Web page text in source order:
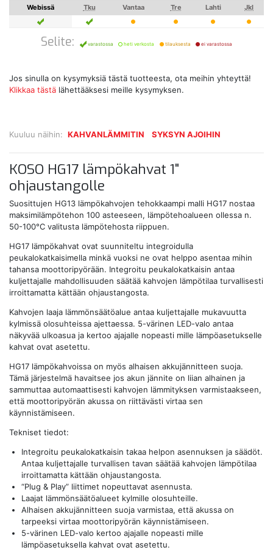
Kuuluu näihin: KAHVANLÄMMITIN SYKSYN AJOIHIN
Webissä Tku Vantaa Tre Lahti Jkl
Selite: varastossa heti verkosta tilauksesta ei varastossa
Jos sinulla on kysymyksiä tästä tuotteesta, ota meihin yhteyttä!
Klikkaa tästä lähettääksesi meille kysymyksen.
KOSO HG17 lämpökahvat 1"
ohjaustangolle
Suosittujen HG13 lämpökahvojen tehokkaampi malli HG17 nostaa
maksimilämpötehon 100 asteeseen, lämpötehoalueen ollessa n.
50-100°C valitusta lämpötehosta riippuen.
HG17 lämpökahvat ovat suunniteltu integroidulla
peukalokatkaisimella minkä vuoksi ne ovat helppo asentaa mihin
tahansa moottoripyörään. Integroitu peukalokatkaisin antaa
kuljettajalle mahdollisuuden säätää kahvojen lämpötilaa turvallisesti
irroittamatta kättään ohjaustangosta.
Kahvojen laaja lämmönsäätöalue antaa kuljettajalle mukavuutta
kylmissä olosuhteissa ajettaessa. 5-värinen LED-valo antaa
näkyvää ulkoasua ja kertoo ajajalle nopeasti mille lämpöasetukselle
kahvat ovat asetettu.
HG17 lämpökahvoissa on myös alhaisen akkujännitteen suoja.
Tämä järjestelmä havaitsee jos akun jännite on liian alhainen ja
sammuttaa automaattisesti kahvojen lämmityksen varmistaakseen,
että moottoripyörän akussa on riittävästi virtaa sen
käynnistämiseen.
Tekniset tiedot:
Integroitu peukalokatkaisin takaa helpon asennuksen ja säädöt.
Antaa kuljettajalle turvallisen tavan säätää kahvojen lämpötilaa
irroittamatta kättään ohjaustangosta.
“Plug & Play” liittimet nopeuttavat asennusta.
Laajat lämmönsäätöalueet kylmille olosuhteille.
Alhaisen akkujännitteen suoja varmistaa, että akussa on
tarpeeksi virtaa moottoripyörän käynnistämiseen.
5-värinen LED-valo kertoo ajajalle nopeasti mille
lämpöasetuksella kahvat ovat asetettu.